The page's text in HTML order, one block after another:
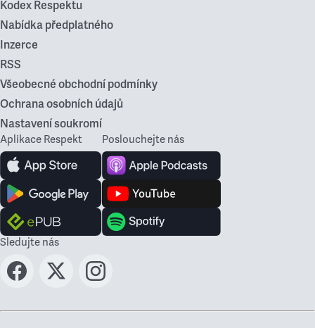
Kodex Respektu
Nabídka předplatného
Inzerce
RSS
Všeobecné obchodní podmínky
Ochrana osobních údajů
Nastavení soukromí
Aplikace Respekt Poslouchejte nás
Sledujte nás